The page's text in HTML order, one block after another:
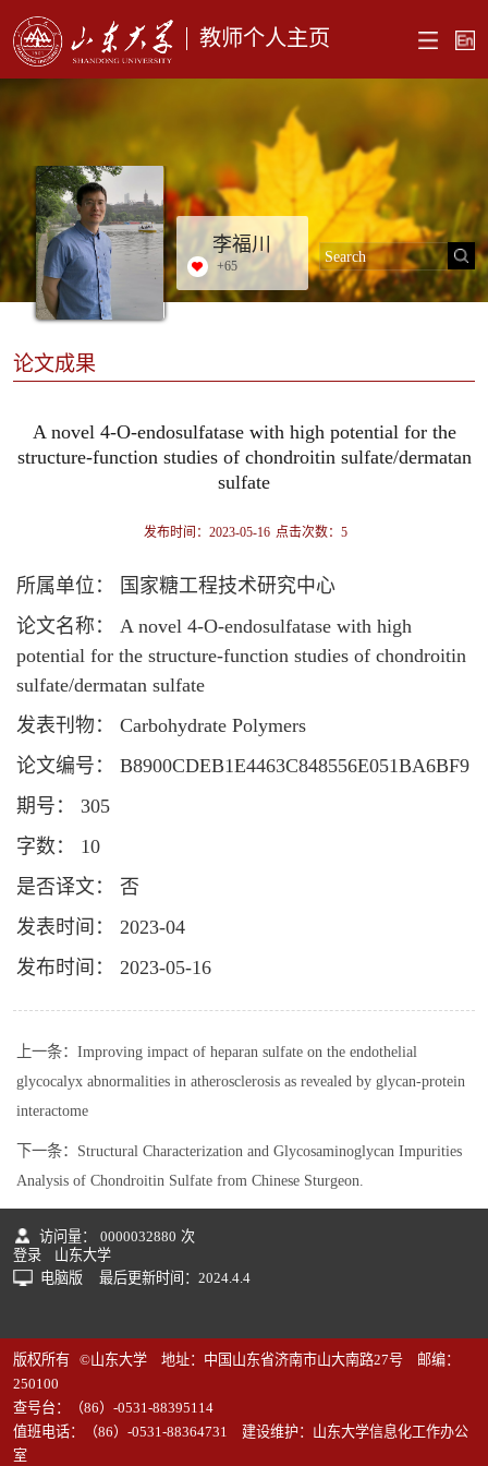
教师个人主页
李福川
+65
论文成果
A novel 4-O-endosulfatase with high potential for the
structure-function studies of chondroitin sulfate/dermatan
sulfate
发布时间：2023-05-16 点击次数： 5
所属单位： 国家糖工程技术研究中心
论文名称： A novel 4-O-endosulfatase with high
potential for the structure-function studies of chondroitin
sulfate/dermatan sulfate
发表刊物： Carbohydrate Polymers
论文编号： B8900CDEB1E4463C848556E051BA6BF9
期号： 305
字数： 10
是否译文： 否
发表时间： 2023-04
发布时间： 2023-05-16
上一条： Improving impact of heparan sulfate on the endothelial
glycocalyx abnormalities in atherosclerosis as revealed by glycan-protein
interactome
下一条： Structural Characterization and Glycosaminoglycan Impurities
Analysis of Chondroitin Sulfate from Chinese Sturgeon.
访问量： 0000032880 次
登录
山东大学
电脑版
最后更新时间： 2024. 4. 4
版权所有 ©山东大学 地址：中国山东省济南市山大南路27号 邮编：
250100
查号台：（86）-0531-88395114
值班电话：（86）-0531-88364731 建设维护：山东大学信息化工作办公
室